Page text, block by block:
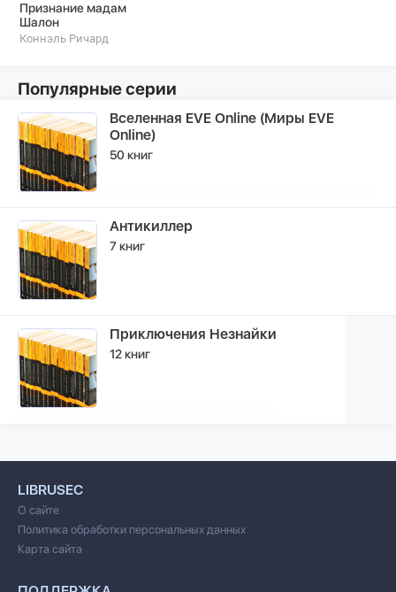
Признание мадам
Шалон
Коннэль Ричард
Популярные серии
Вселенная EVE Online (Миры EVE
Online)
50 книг
Антикиллер
7 книг
Приключения Незнайки
12 книг
LIBRUSEC
О сайте
Политика обработки персональных данных
Карта сайта